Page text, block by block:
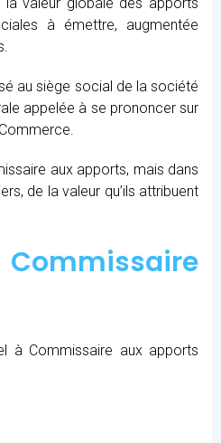
à émettre, augmentée
au siège social de la société
appelée à se prononcer sur
aux apports, mais dans
de la valeur qu’ils attribuent
Commissaire
à Commissaire aux apports